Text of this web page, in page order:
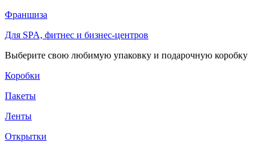
Франшиза
Для SPA, фитнес и бизнес-центров
Выберите свою любимую упаковку и подарочную коробку
Коробки
Пакеты
Ленты
Открытки